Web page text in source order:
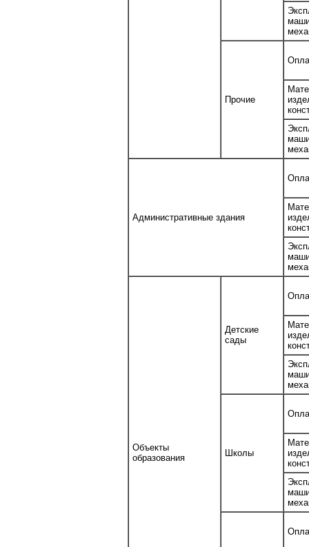
Прочие
Административные здания
Объекты
образования
Детские
сады
Школы